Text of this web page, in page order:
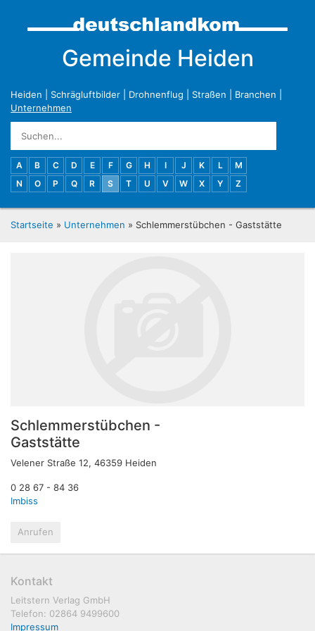
Gemeinde Heiden
Heiden Schrägluftbilder Drohnenflug Straßen Branchen
Unternehmen
A B C D E F G H I J K L
M
N
O P Q R S T U V W X Y Z
Startseite » Unternehmen » Schlemmerstübchen - Gaststätte
Schlemmerstübchen -
Gaststätte
Velener Straße 12, 46359 Heiden
0 28 67 - 84 36
Imbiss
Anrufen
Kontakt
Leitstern Verlag GmbH
Telefon: 02864 9499600
Impressum